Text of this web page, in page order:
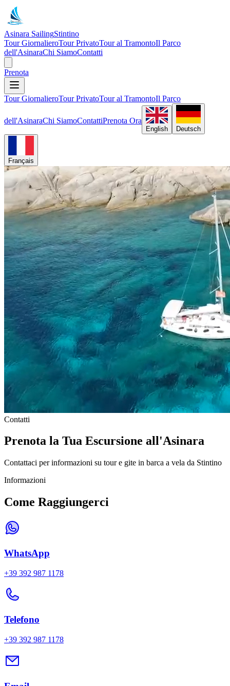
Asinara SailingStintino
Tour GiornalieroTour PrivatoTour al TramontoIl Parco
dell'AsinaraChi SiamoContatti
Prenota
Tour GiornalieroTour PrivatoTour al TramontoIl Parco
dell'AsinaraChi SiamoContattiPrenota Ora
English Deutsch
Français
Contatti
Prenota la Tua Escursione all'Asinara
Contattaci per informazioni su tour e gite in barca a vela da Stintino
Informazioni
Come Raggiungerci
WhatsApp
+39 392 987 1178
Telefono
+39 392 987 1178